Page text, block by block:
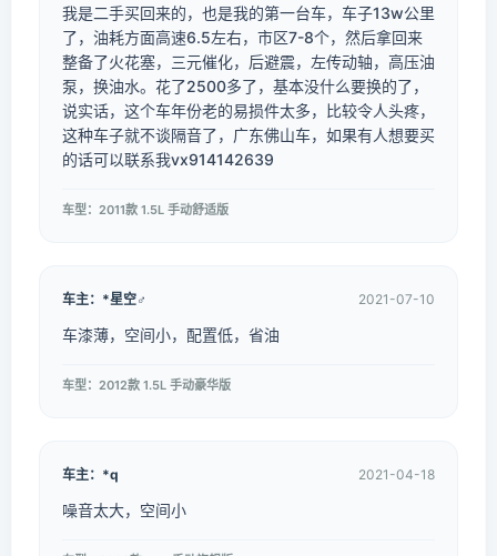
我是二手买回来的，也是我的第一台车，车子13w公里
了，油耗方面高速6.5左右，市区7-8个，然后拿回来
整备了火花塞，三元催化，后避震，左传动轴，高压油
泵，换油水。花了2500多了，基本没什么要换的了，
说实话，这个车年份老的易损件太多，比较令人头疼，
这种车子就不谈隔音了，广东佛山车，如果有人想要买
的话可以联系我vx914142639
车型：2011款 1.5L 手动舒适版
车主：*星空♂ 2021-07-10
车漆薄，空间小，配置低，省油
车型：2012款 1.5L 手动豪华版
车主：*q 2021-04-18
噪音太大，空间小